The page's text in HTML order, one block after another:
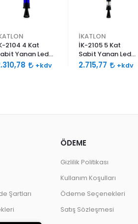
2104 4 Kat
Yanan Led
Siren 120db
+kdv
İKATLON
İK-2105 5 Kat
Sabit Yanan Led
Işıklı Siren 120db
2.715,77 +kdv
Şartları
ÖDEME
Gizlilik Politikası
Kullanım Koşulları
Ödeme Seçenekleri
Satış Sözleşmesi